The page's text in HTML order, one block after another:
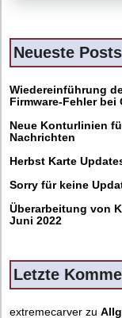
Neueste Posts
Wiedereinführung
Firmware-Fehler bei
Neue Konturlinien
Nachrichten
Herbst Karte
Sorry für keine
Überarbeitung von
Juni 2022
Letzte
extremecarver zu